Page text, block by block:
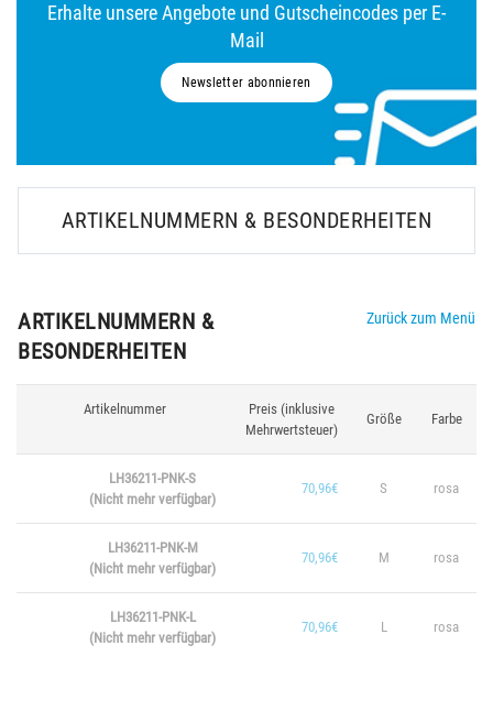
Erhalte unsere Angebote und Gutscheincodes per E-
Mail
Newsletter abonnieren
ARTIKELNUMMERN & BESONDERHEITEN
ARTIKELNUMMERN &
BESONDERHEITEN
Zurück zum Menü
Artikelnummer
Preis (inklusive
Mehrwertsteuer)
Größe Farbe
LH36211-PNK-S
(Nicht mehr verfügbar)
70,96€ S rosa
LH36211-PNK-M
(Nicht mehr verfügbar)
70,96€ M rosa
LH36211-PNK-L
(Nicht mehr verfügbar)
70,96€ L rosa